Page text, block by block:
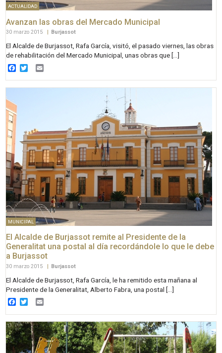
ACTUALIDAD
Avanzan las obras del Mercado Municipal
30 marzo 2015 | Burjassot
El Alcalde de Burjassot, Rafa García, visitó, el pasado viernes, las obras
de rehabilitación del Mercado Municipal, unas obras que […]
Facebook
Twitter
MUNICIPAL
El Alcalde de Burjassot remite al Presidente de la
Generalitat una postal al día recordándole lo que le debe
a Burjassot
30 marzo 2015 | Burjassot
El Alcalde de Burjassot, Rafa García, le ha remitido esta mañana al
Presidente de la Generalitat, Alberto Fabra, una postal […]
Facebook
Twitter